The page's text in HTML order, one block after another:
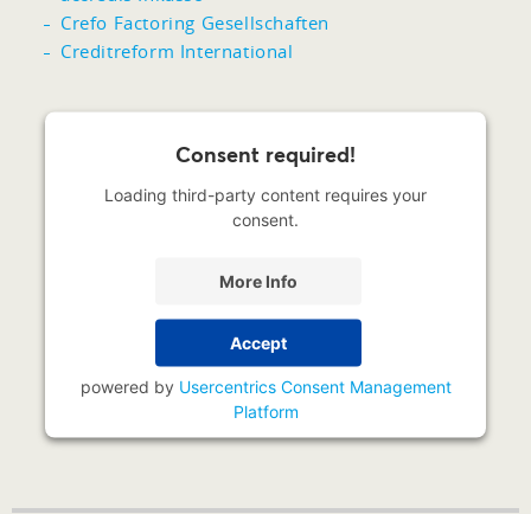
Crefo Factoring Gesellschaften
Creditreform International
Consent required!
Loading third-party content requires your
consent.
More Info
Accept
powered by Usercentrics Consent Management
Platform